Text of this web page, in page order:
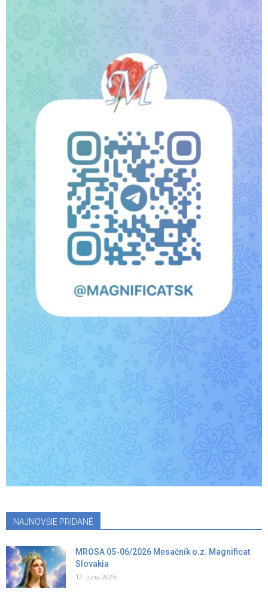
NAJNOVŠIE PRIDANÉ
MROSA 05-06/2026 Mesačník o.z. Magnificat
Slovakia
12. júna 2026